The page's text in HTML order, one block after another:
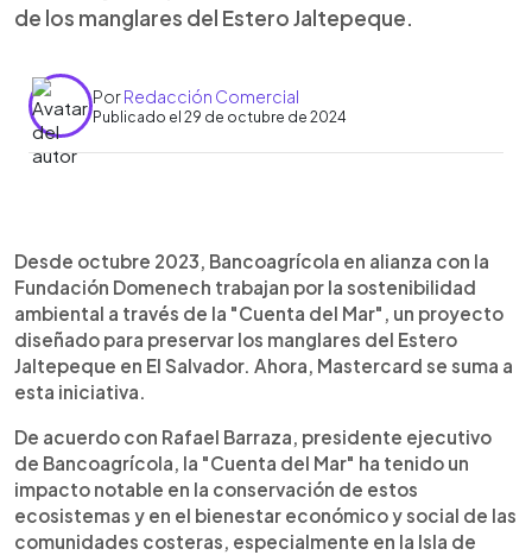
de los manglares del Estero Jaltepeque.
PorRedacción Comercial
Publicado el 29 de octubre de 2024
Escuchar artículo
Desde octubre 2023, Bancoagrícola en alianza con la
Fundación Domenech trabajan por la sostenibilidad
ambiental a través de la "Cuenta del Mar", un proyecto
diseñado para preservar los manglares del Estero
Jaltepeque en El Salvador. Ahora, Mastercard se suma a
esta iniciativa.
De acuerdo con Rafael Barraza, presidente ejecutivo
de Bancoagrícola, la "Cuenta del Mar" ha tenido un
impacto notable en la conservación de estos
ecosistemas y en el bienestar económico y social de las
comunidades costeras, especialmente en la Isla de